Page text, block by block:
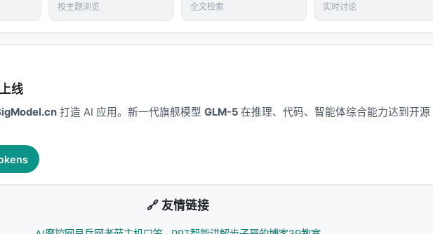
按主题浏览 全文检索 实时讨论
线
打造 AI 应用。新一代旗舰模型 GLM-5 在推理、代码、智能体综合能力达到开源
🔗 友情链接